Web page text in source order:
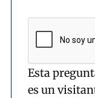
Esta
es un